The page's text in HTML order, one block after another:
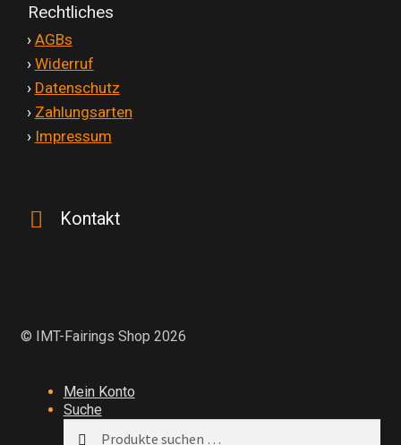
Rechtliches
› AGBs
› Widerruf
› Datenschutz
› Zahlungsarten
› Impressum
Kontakt
© IMT-Fairings Shop 2026
Mein Konto
Suche